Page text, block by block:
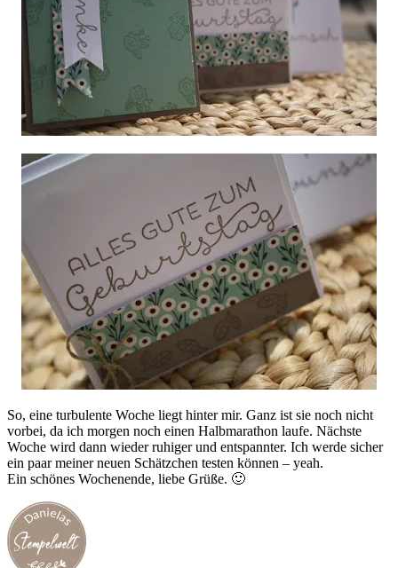
So, eine turbulente Woche liegt hinter mir. Ganz ist sie noch nicht
vorbei, da ich morgen noch einen Halbmarathon laufe. Nächste
Woche wird dann wieder ruhiger und entspannter. Ich werde sicher
ein paar meiner neuen Schätzchen testen können – yeah.
Ein schönes Wochenende, liebe Grüße. 🙂